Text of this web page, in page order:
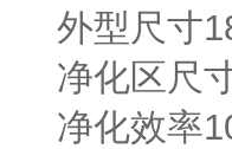
外型尺寸
净化区尺
净化效